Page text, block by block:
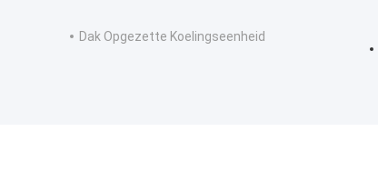
Dak Opgezette Koelingseenheid